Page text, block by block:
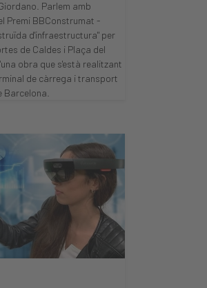
Parlem amb
Premi BBConstrumat -
d'infraestructura" per
de Caldes i Plaça del
obra que s'està realitzant
de càrrega i transport
Barcelona.